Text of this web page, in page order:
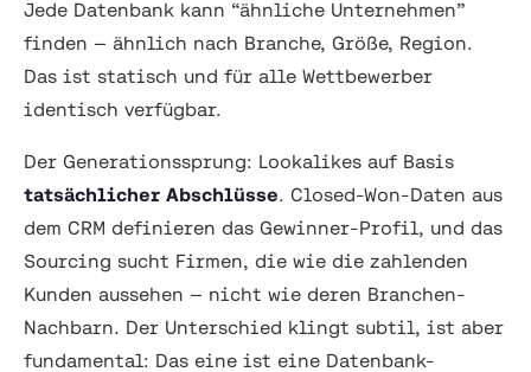
Jede Datenbank kann “ähnliche Unternehmen”
finden — ähnlich nach Branche, Größe, Region.
Das ist statisch und für alle Wettbewerber
identisch verfügbar.
Der Generationssprung: Lookalikes auf Basis
tatsächlicher Abschlüsse . Closed-Won-Daten aus
dem CRM definieren das Gewinner-Profil, und das
Sourcing sucht Firmen, die wie die zahlenden
Kunden aussehen — nicht wie deren Branchen-
Nachbarn. Der Unterschied klingt subtil, ist aber
fundamental: Das eine ist eine Datenbank-